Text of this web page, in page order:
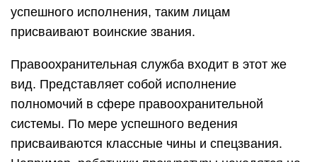
успешного исполнения, таким лицам
присваивают воинские звания.
Правоохранительная служба входит в этот же
вид. Представляет собой исполнение
полномочий в сфере правоохранительной
системы. По мере успешного ведения
присваиваются классные чины и спецзвания.